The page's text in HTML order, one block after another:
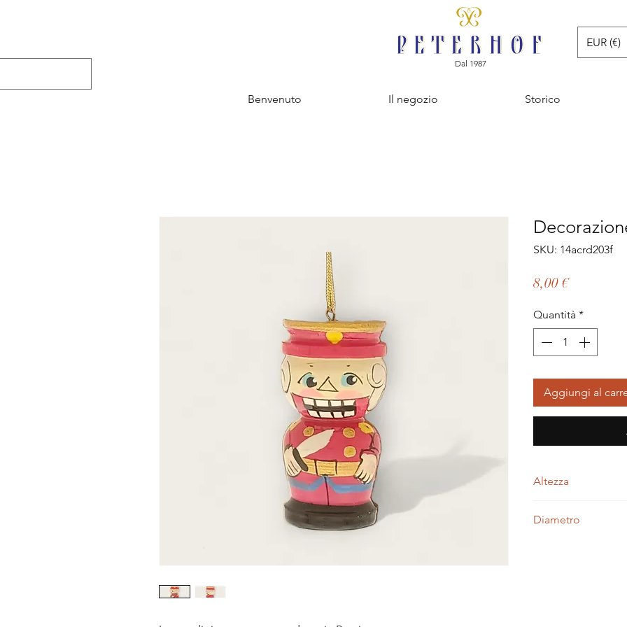
EUR (€)
Dal 1987
Benvenuto Il negozio Storico
SKU: 14acrd203f
8,00 €Prezzo
Quantità *
Aggiungi al
Altezza
Diametro